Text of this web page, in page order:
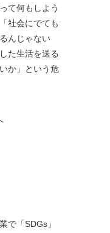
て何もしよう
社会にでても
んじゃない
た生活を送る
か」という危
で「SDGs」